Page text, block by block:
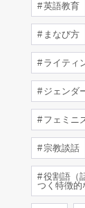
英語教育
まなび方
ライティ
ジェンダ
フェミニ
宗教談話
役割語（
つく特徴的